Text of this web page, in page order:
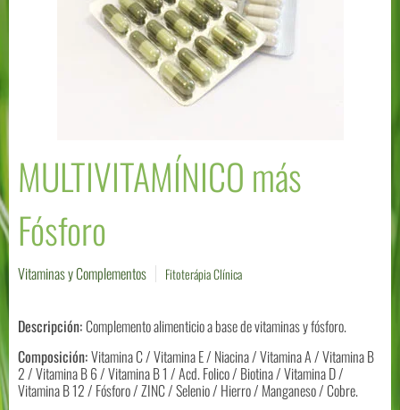
MULTIVITAMÍNICO más
Fósforo
Vitaminas y Complementos Fitoterápia Clínica
Descripción:Complemento alimenticio a base de vitaminas y fósforo.
Composición:Vitamina C / Vitamina E / Niacina / Vitamina A / Vitamina B
2 / Vitamina B 6 / Vitamina B 1 / Acd. Folico / Biotina / Vitamina D /
Vitamina B 12 / Fósforo / ZINC / Selenio / Hierro / Manganeso / Cobre.